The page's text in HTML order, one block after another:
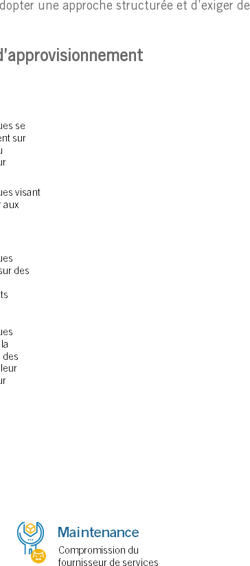
une approche structurée et d’exiger de